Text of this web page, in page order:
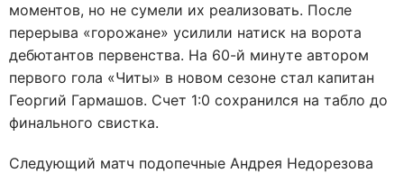
моментов, но не сумели их реализовать. После
перерыва «горожане» усилили натиск на ворота
дебютантов первенства. На 60-й минуте автором
первого гола «Читы» в новом сезоне стал капитан
Георгий Гармашов. Счет 1:0 сохранился на табло до
финального свистка.
Следующий матч подопечные Андрея Недорезова